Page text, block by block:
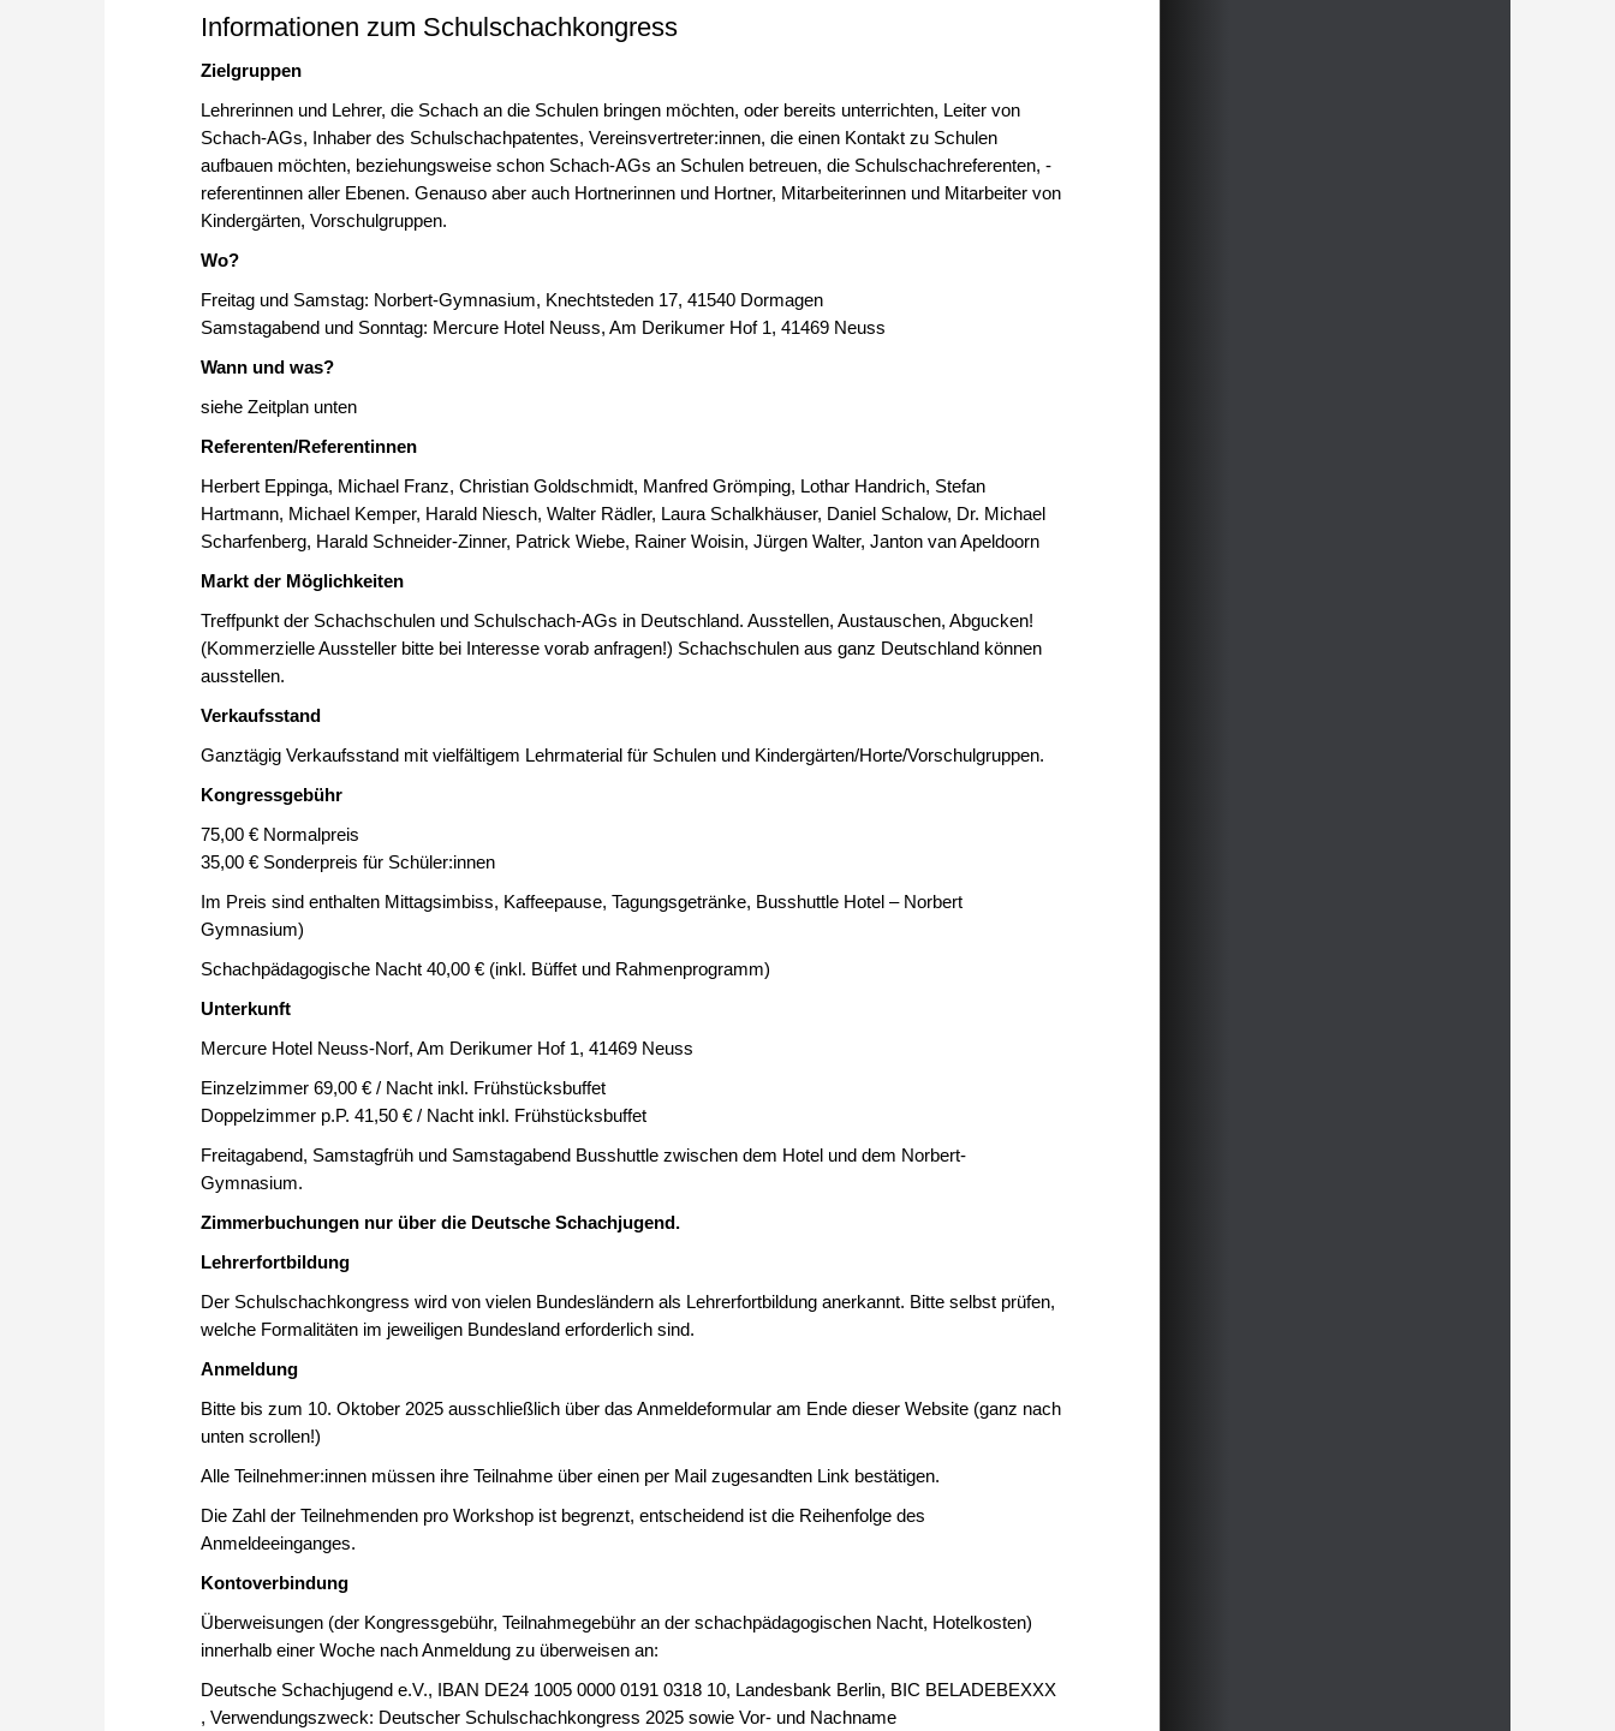
Informationen zum Schulschachkongress
Zielgruppen
Lehrerinnen und Lehrer, die Schach an die Schulen bringen möchten, oder bereits unterrichten, Leiter von
Schach-AGs, Inhaber des Schulschachpatentes, Vereinsvertreter:innen, die einen Kontakt zu Schulen
aufbauen möchten, beziehungsweise schon Schach-AGs an Schulen betreuen, die Schulschachreferenten, -
referentinnen aller Ebenen. Genauso aber auch Hortnerinnen und Hortner, Mitarbeiterinnen und Mitarbeiter von
Kindergärten, Vorschulgruppen.
Wo?
Freitag und Samstag: Norbert-Gymnasium, Knechtsteden 17, 41540 Dormagen
Samstagabend und Sonntag: Mercure Hotel Neuss, Am Derikumer Hof 1, 41469 Neuss
Wann und was?
siehe Zeitplan unten
Referenten/Referentinnen
Herbert Eppinga, Michael Franz, Christian Goldschmidt, Manfred Grömping, Lothar Handrich, Stefan
Hartmann, Michael Kemper, Harald Niesch, Walter Rädler, Laura Schalkhäuser, Daniel Schalow, Dr. Michael
Scharfenberg, Harald Schneider-Zinner, Patrick Wiebe, Rainer Woisin, Jürgen Walter, Janton van Apeldoorn
Markt der Möglichkeiten
Treffpunkt der Schachschulen und Schulschach-AGs in Deutschland. Ausstellen, Austauschen, Abgucken!
(Kommerzielle Aussteller bitte bei Interesse vorab anfragen!) Schachschulen aus ganz Deutschland können
ausstellen.
Verkaufsstand
Ganztägig Verkaufsstand mit vielfältigem Lehrmaterial für Schulen und Kindergärten/Horte/Vorschulgruppen.
Kongressgebühr
75,00 € Normalpreis
35,00 € Sonderpreis für Schüler:innen
Im Preis sind enthalten Mittagsimbiss, Kaffeepause, Tagungsgetränke, Busshuttle Hotel – Norbert
Gymnasium)
Schachpädagogische Nacht 40,00 € (inkl. Büffet und Rahmenprogramm)
Unterkunft
Mercure Hotel Neuss-Norf, Am Derikumer Hof 1, 41469 Neuss
Einzelzimmer 69,00 € / Nacht inkl. Frühstücksbuffet
Doppelzimmer p.P. 41,50 € / Nacht inkl. Frühstücksbuffet
Freitagabend, Samstagfrüh und Samstagabend Busshuttle zwischen dem Hotel und dem Norbert-
Gymnasium.
Zimmerbuchungen nur über die Deutsche Schachjugend.
Lehrerfortbildung
Der Schulschachkongress wird von vielen Bundesländern als Lehrerfortbildung anerkannt. Bitte selbst prüfen,
welche Formalitäten im jeweiligen Bundesland erforderlich sind.
Anmeldung
Bitte bis zum 10. Oktober 2025 ausschließlich über das Anmeldeformular am Ende dieser Website (ganz nach
unten scrollen!)
Alle Teilnehmer:innen müssen ihre Teilnahme über einen per Mail zugesandten Link bestätigen.
Die Zahl der Teilnehmenden pro Workshop ist begrenzt, entscheidend ist die Reihenfolge des
Anmeldeeinganges.
Kontoverbindung
Überweisungen (der Kongressgebühr, Teilnahmegebühr an der schachpädagogischen Nacht, Hotelkosten)
innerhalb einer Woche nach Anmeldung zu überweisen an:
Deutsche Schachjugend e.V., IBAN DE24 1005 0000 0191 0318 10, Landesbank Berlin, BIC BELADEBEXXX
, Verwendungszweck: Deutscher Schulschachkongress 2025 sowie Vor- und Nachname